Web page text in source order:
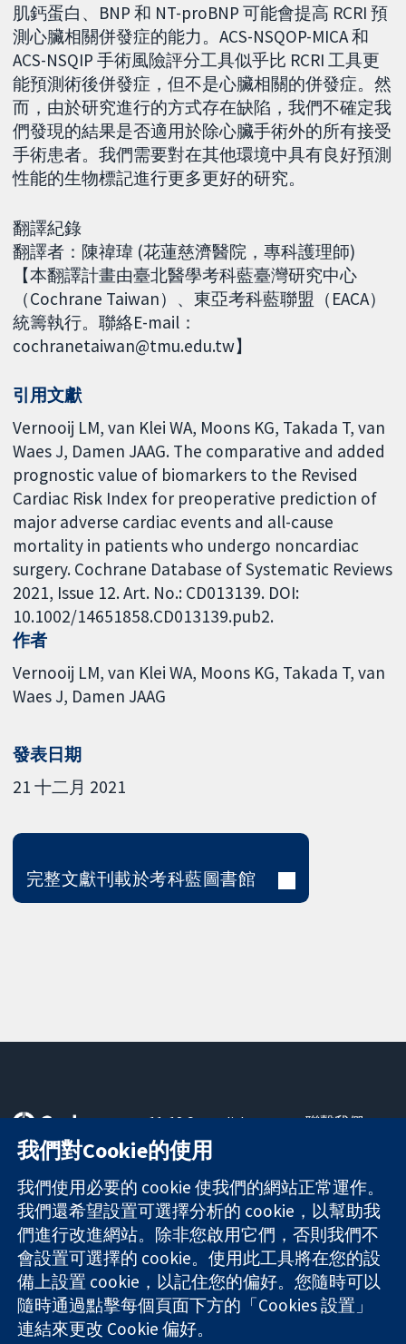
肌鈣蛋白、BNP 和 NT-proBNP 可能會提高 RCRI 預
測心臟相關併發症的能力。ACS-NSQOP-MICA 和
ACS-NSQIP 手術風險評分工具似乎比 RCRI 工具更
能預測術後併發症，但不是心臟相關的併發症。然
而，由於研究進行的方式存在缺陷，我們不確定我
們發現的結果是否適用於除心臟手術外的所有接受
手術患者。我們需要對在其他環境中具有良好預測
性能的生物標記進行更多更好的研究。
翻譯紀錄
翻譯者：陳禕瑋 (花蓮慈濟醫院，專科護理師)
【本翻譯計畫由臺北醫學考科藍臺灣研究中心
（Cochrane Taiwan）、東亞考科藍聯盟（EACA）
統籌執行。聯絡E-mail：
cochranetaiwan@tmu.edu.tw】
引用文獻
Vernooij LM, van Klei WA, Moons KG, Takada T, van
Waes J, Damen JAAG. The comparative and added
prognostic value of biomarkers to the Revised
Cardiac Risk Index for preoperative prediction of
major adverse cardiac events and all-cause
mortality in patients who undergo noncardiac
surgery. Cochrane Database of Systematic Reviews
2021, Issue 12. Art. No.: CD013139. DOI:
10.1002/14651858.CD013139.pub2.
作者
Vernooij LM van Klei WA Moons KG Takada T van
Waes J Damen JAAG
發表日期
21 十二月 2021
完整文獻刊載於考科藍圖書館
可信任實證
知情決定
更完善的健康照
護
11-13 Cavendish
Square
London
W1G 0AN
United Kingdom
聯繫我們
關於我們
工作機會
Cochrane
Library
The Cochrane Collaboration is a charity (no. 1045921) and a
company limited by guarantee (no. 03044323) registered in
我們對Cookie的使用
我們使用必要的 cookie 使我們的網站正常運作。
我們還希望設置可選擇分析的 cookie，以幫助我
們進行改進網站。除非您啟用它們，否則我們不
會設置可選擇的 cookie。使用此工具將在您的設
備上設置 cookie，以記住您的偏好。您隨時可以
隨時通過點擊每個頁面下方的「Cookies 設置」
連結來更改 Cookie 偏好。